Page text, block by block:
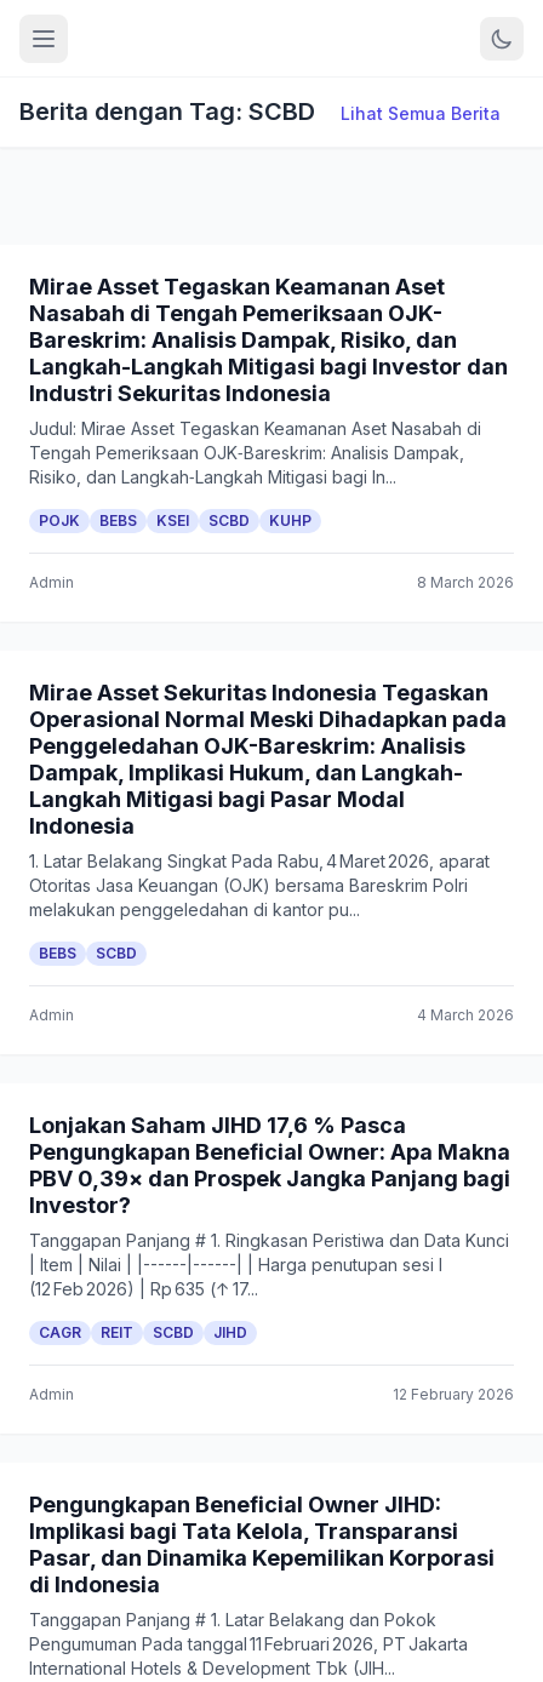
Berita dengan Tag: SCBD Lihat Semua Berita
Mirae Asset Tegaskan Keamanan Aset
Nasabah di Tengah Pemeriksaan OJK-
Bareskrim: Analisis Dampak, Risiko, dan
Langkah-Langkah Mitigasi bagi Investor dan
Industri Sekuritas Indonesia
Judul: Mirae Asset Tegaskan Keamanan Aset Nasabah di
Tengah Pemeriksaan OJK‑Bareskrim: Analisis Dampak,
Risiko, dan Langkah‑Langkah Mitigasi bagi In...
POJK BEBS KSEI SCBD KUHP
Admin 8 March 2026
Mirae Asset Sekuritas Indonesia Tegaskan
Operasional Normal Meski Dihadapkan pada
Penggeledahan OJK-Bareskrim: Analisis
Dampak, Implikasi Hukum, dan Langkah-
Langkah Mitigasi bagi Pasar Modal
Indonesia
1. Latar Belakang Singkat Pada Rabu, 4 Maret 2026, aparat
Otoritas Jasa Keuangan (OJK) bersama Bareskrim Polri
melakukan penggeledahan di kantor pu...
BEBS SCBD
Admin 4 March 2026
Lonjakan Saham JIHD 17,6 % Pasca
Pengungkapan Beneficial Owner: Apa Makna
PBV 0,39× dan Prospek Jangka Panjang bagi
Investor?
Tanggapan Panjang # 1. Ringkasan Peristiwa dan Data Kunci
| Item | Nilai | |------|------| | Harga penutupan sesi I
(12 Feb 2026) | Rp 635 (↑ 17...
CAGR REIT SCBD JIHD
Admin 12 February 2026
Pengungkapan Beneficial Owner JIHD:
Implikasi bagi Tata Kelola, Transparansi
Pasar, dan Dinamika Kepemilikan Korporasi
di Indonesia
Tanggapan Panjang # 1. Latar Belakang dan Pokok
Pengumuman Pada tanggal 11 Februari 2026, PT Jakarta
International Hotels & Development Tbk (JIH...